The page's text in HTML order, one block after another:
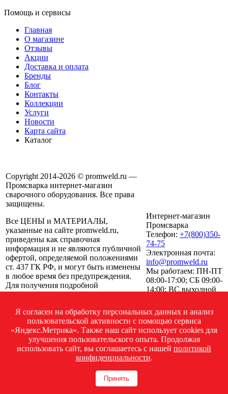
Помощь и сервисы
Главная
О магазине
Отзывы
Акции
Доставка и оплата
Бренды
Блог
Контакты
Коллекции
Услуги
Новости
Карта сайта
Каталог
Copyright 2014-2026 © promweld.ru —
Промсварка интернет-магазин
сварочного оборудования. Все права
защищены.
Все ЦЕНЫ и МАТЕРИАЛЫ,
указанные на сайте promweld.ru,
приведены как справочная
информация и не являются публичной
офертой, определяемой положениями
ст. 437 ГК РФ, и могут быть изменены
в любое время без предупреждения.
Для получения подробной
информации о стоимости, сроках и
по указанным на сайте телефонам.
Посмотреть на карте
Политика конфиденциальности
Интернет-магазин
Промсварка
Телефон: +7(800)350-
74-75
Электронная почта:
info@promweld.ru
Мы работаем: ПН-ПТ
08:00-17:00; СБ 09:00-
14:00; ВС выходной
Я согласен на обработку персональных данных и анализ
пользовательской активности с помощью сервиса
«Яндекс.Метрика». Также наш сайт использует cookies для
улучшения пользовательского опыта. Продолжая
использовать сайт, вы соглашаетесь с нашей политикой
конфиденциальности.
Принять